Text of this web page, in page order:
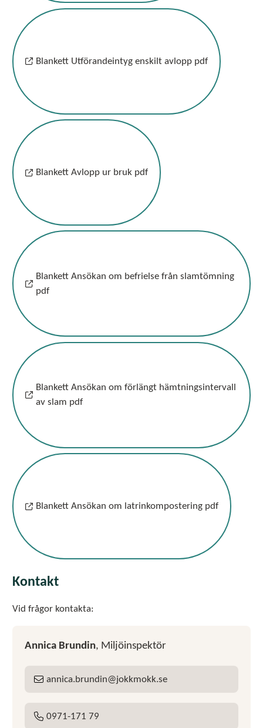
Blankett Utförandeintyg enskilt avlopp pdf
Blankett Avlopp ur bruk pdf
Blankett Ansökan om befrielse från slamtömning
pdf
Blankett Ansökan om förlängt hämtningsintervall
av slam pdf
Blankett Ansökan om latrinkompostering pdf
Kontakt
Vid frågor kontakta:
Annica Brundin, Miljöinspektör
annica brundin jokkmokk se
0971-171 79